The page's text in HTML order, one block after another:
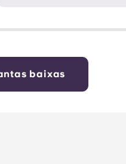
baixas